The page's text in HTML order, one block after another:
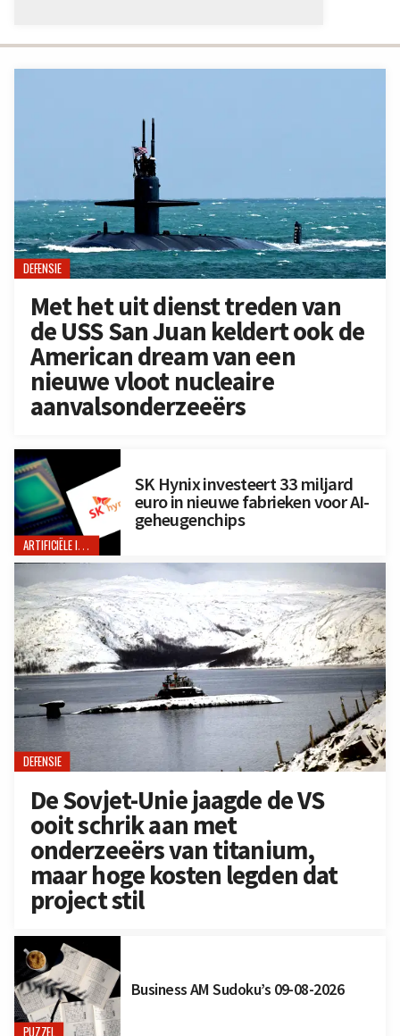
DEFENSIE
Met het uit dienst treden van
de USS San Juan keldert ook de
American dream van een
nieuwe vloot nucleaire
aanvalsonderzeeërs
ARTIFICIËLE INTELLIGENTIE
SK Hynix investeert 33 miljard
euro in nieuwe fabrieken voor AI-
geheugenchips
DEFENSIE
De Sovjet-Unie jaagde de VS
ooit schrik aan met
onderzeeërs van titanium,
maar hoge kosten legden dat
project stil
PUZZEL
Business AM Sudoku’s 09-08-2026